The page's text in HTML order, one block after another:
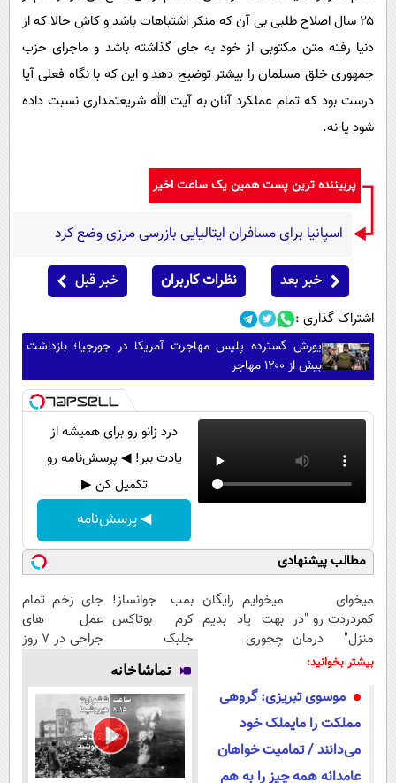
۲۵ سال اصلاح طلبی بی آن که منکر اشتباهات باشد و کاش حالا که از
دنیا رفته متن مکتوبی از خود به جای گذاشته باشد و ماجرای حزب
جمهوری خلق مسلمان را بیشتر توضیح دهد و این که با نگاه فعلی آیا
درست بود که تمام عملکرد آنان به آیت الله شریعتمداری نسبت داده
شود یا نه.
پربیننده ترین پست همین یک ساعت اخیر
اسپانیا برای مسافران ایتالیایی بازرسی مرزی وضع کرد
خبر بعد نظرات کاربران خبر قبل
اشتراک گذاری :
یورش گسترده پلیس مهاجرت آمریکا در جورجیا؛ بازداشت
بیش از ۱۲۰۰ مهاجر
درد زانو رو برای همیشه از
یادت ببر! ◀ پرسش‌نامه رو
تکمیل کن ▶
◀ پرسش‌نامه
مطالب پیشنهادی
میخوای
کمردردت رو "در
منزل" درمان
کنی؟ (◂فیلم +
میخوایم رایگان
بهت یاد بدیم
چجوری
مجانیه
بمب جوانساز!
کرم بوتاکس
جلبک
اسپیرولینا50%تخفیف
جای زخم تمام
عمل های
جراحی در ۷ روز
بگیرید)
بیشتر بخوانید:
موسوی تبریزی: گروهی
مملکت را مایملک خود
می‌دانند / تمامیت خواهان
عامدانه همه چیز را به هم
تماشاخانه